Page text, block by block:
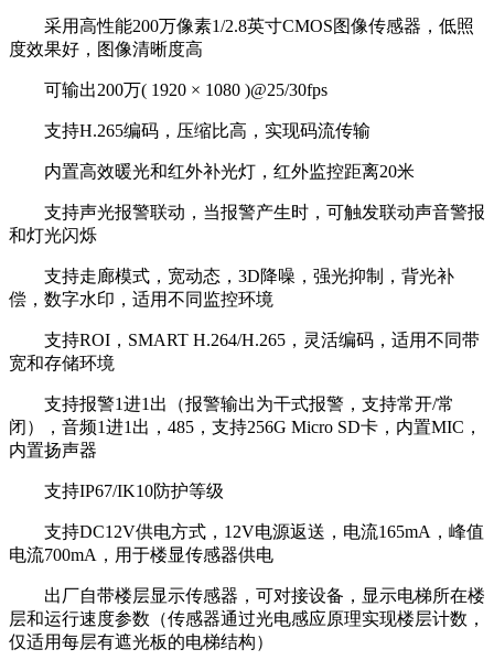
采用高性能200万像素1/2.8英寸CMOS图像传感器，低照
度效果好，图像清晰度高
可输出200万( 1920 × 1080 )@25/30fps
支持H.265编码，压缩比高，实现码流传输
内置高效暖光和红外补光灯，红外监控距离20米
支持声光报警联动，当报警产生时，可触发联动声音警报
和灯光闪烁
支持走廊模式，宽动态，3D降噪，强光抑制，背光补
偿，数字水印，适用不同监控环境
支持ROI，SMART H.264/H.265，灵活编码，适用不同带
宽和存储环境
支持报警1进1出（报警输出为干式报警，支持常开/常
闭），音频1进1出，485，支持256G Micro SD卡，内置MIC，
内置扬声器
支持IP67/IK10防护等级
支持DC12V供电方式，12V电源返送，电流165mA，峰值
电流700mA，用于楼显传感器供电
出厂自带楼层显示传感器，可对接设备，显示电梯所在楼
层和运行速度参数（传感器通过光电感应原理实现楼层计数，
仅适用每层有遮光板的电梯结构）